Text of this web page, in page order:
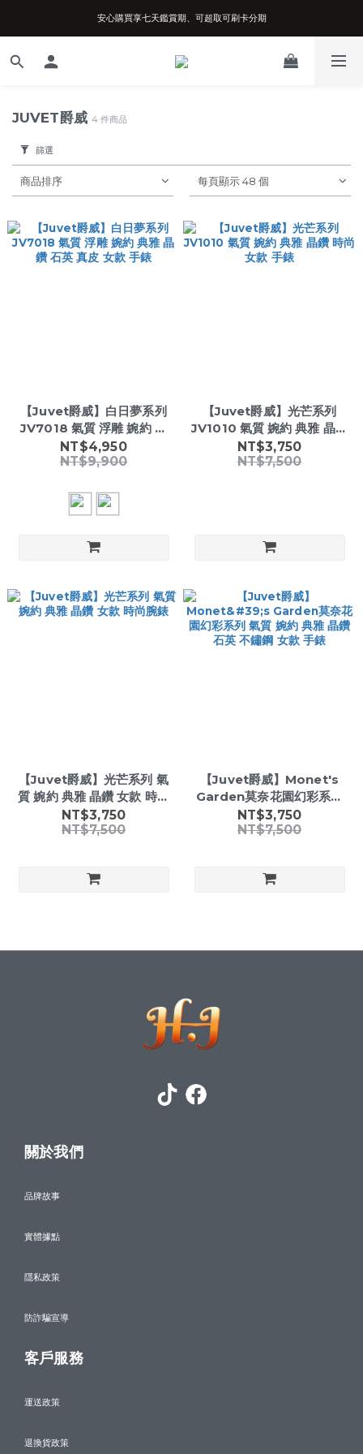
台南實體店面、兩年機芯保固、開立發票
安心購買享七天鑑賞期、可超取可刷卡分期
台南實體店面、兩年機芯保固、開立發票
JUVET爵威 4 件商品
篩選
商品排序 每頁顯示 48 個
【Juvet爵威】白日夢系列
JV7018 氣質 浮雕 婉約 典
雅 晶鑽 石英 真皮 女款 手錶
NT$4,950
NT$9,900
【Juvet爵威】光芒系列
JV1010 氣質 婉約 典雅 晶鑽
時尚 女款 手錶
NT$3,750
NT$7,500
【Juvet爵威】光芒系列 氣
質 婉約 典雅 晶鑽 女款 時尚
腕錶
NT$3,750
NT$7,500
【Juvet爵威】Monet's
Garden莫奈花園幻彩系列
氣質 婉約 典雅 晶鑽 石英 不
鏽鋼 女款 手錶
NT$3,750
NT$7,500
關於我們
品牌故事
實體據點
隱私政策
防詐騙宣導
客戶服務
運送政策
退換貨政策